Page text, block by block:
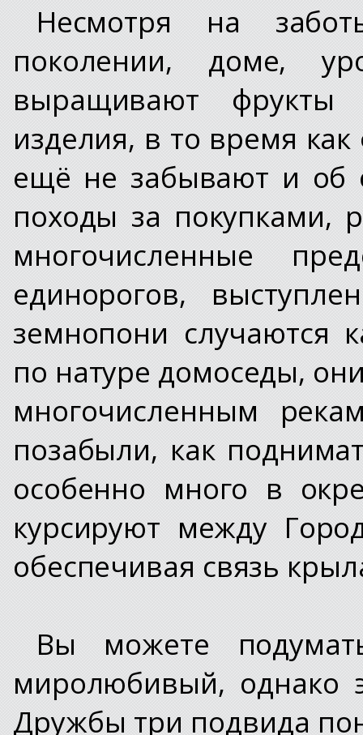
Несмотря на
поколении, доме,
выращивают
изделия, в то время
ещё не забывают и об
походы за покупками,
многочисленные
единорогов,
земнопони случаются
по натуре домоседы,
многочисленным
позабыли, как
особенно много в
курсируют между
обеспечивая связь
Вы можете
миролюбивый, однако
Дружбы три подвида